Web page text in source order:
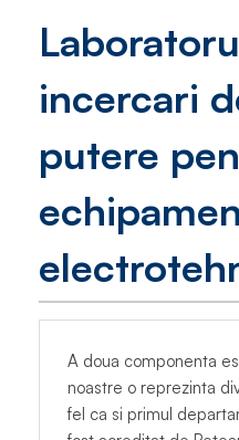
incercari
putere
A doua componenta
noastre o reprezinta
fel ca si primul